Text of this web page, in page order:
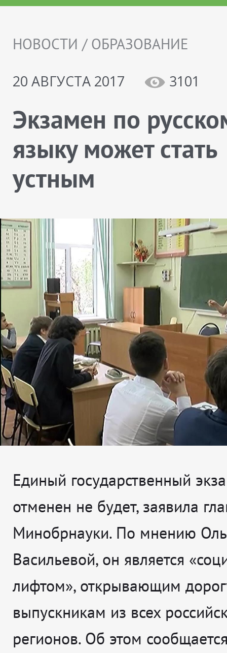
НОВОСТИ / ОБРАЗОВАНИЕ
20 АВГУСТА 2017
3101
Экзамен по
языку может стать
устным
Единый государственный
отменен не будет, заявила
Минобрнауки. По мнению
Васильевой, он является
лифтом», открывающим
выпускникам из всех
регионов. Об этом